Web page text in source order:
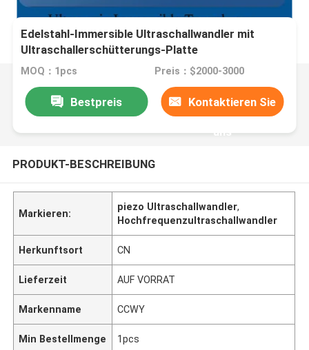
Edelstahl-Immersible Ultraschallwandler mit
Ultraschallerschütterungs-Platte
MOQ：1pcs Preis：$2000-3000
Bestpreis Kontaktieren Sie
uns
PRODUKT-BESCHREIBUNG
Markieren:
piezo Ultraschallwandler,
Hochfrequenzultraschallwandler
Herkunftsort CN
Lieferzeit AUF VORRAT
Markenname CCWY
Min Bestellmenge 1pcs